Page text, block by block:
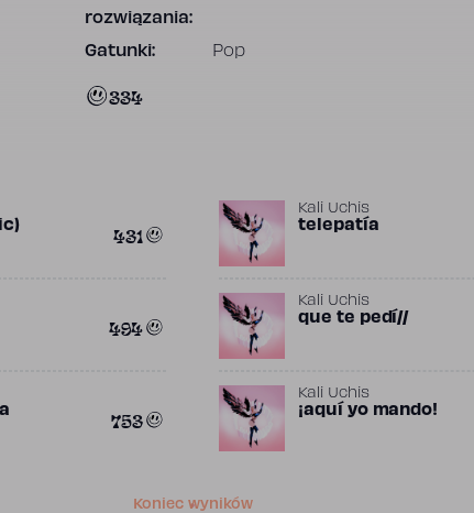
rozwiązania:
Gatunki: Pop
334
431
Kali Uchis
telepatía
494
Kali Uchis
​que te pedí//
753
Kali Uchis
​¡aquí yo mando!
Koniec wyników